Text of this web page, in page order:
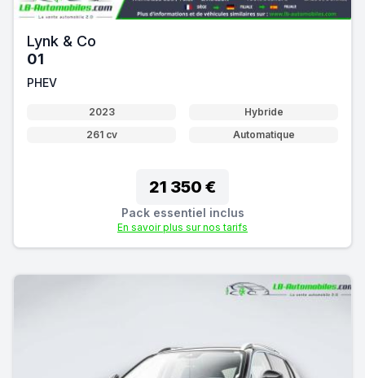
Lynk & Co
01
PHEV
2023
Hybride
261 cv
Automatique
21 350 €
Pack essentiel inclus
En savoir plus sur nos tarifs